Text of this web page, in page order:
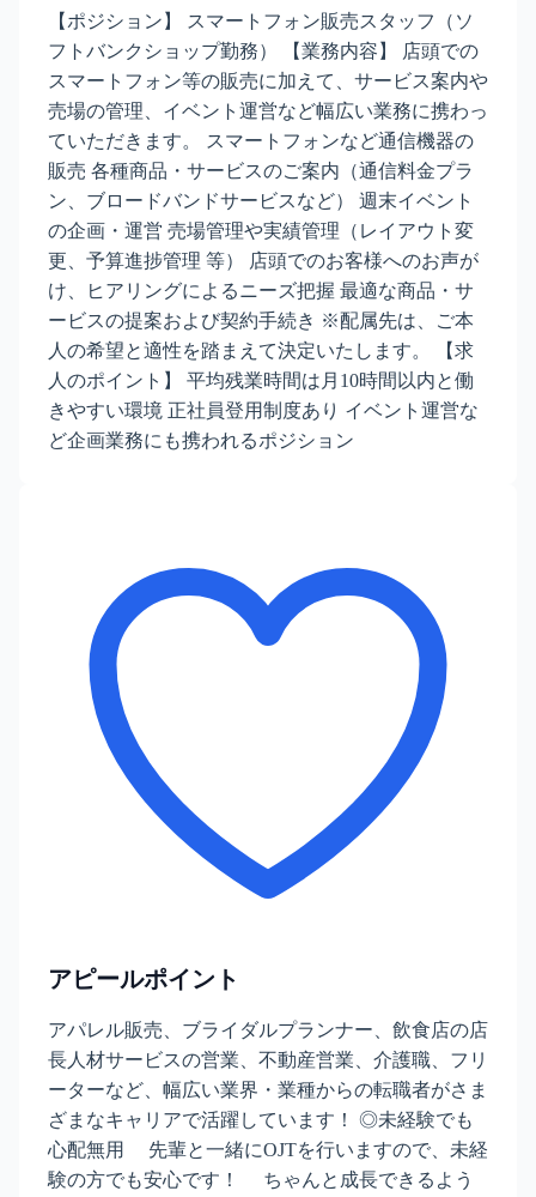
【ポジション】 スマートフォン販売スタッフ（ソ
フトバンクショップ勤務） 【業務内容】 店頭での
スマートフォン等の販売に加えて、サービス案内や
売場の管理、イベント運営など幅広い業務に携わっ
ていただきます。 スマートフォンなど通信機器の
販売 各種商品・サービスのご案内（通信料金プラ
ン、ブロードバンドサービスなど） 週末イベント
の企画・運営 売場管理や実績管理（レイアウト変
更、予算進捗管理 等） 店頭でのお客様へのお声が
け、ヒアリングによるニーズ把握 最適な商品・サ
ービスの提案および契約手続き ※配属先は、ご本
人の希望と適性を踏まえて決定いたします。 【求
人のポイント】 平均残業時間は月10時間以内と働
きやすい環境 正社員登用制度あり イベント運営な
ど企画業務にも携われるポジション
アピールポイント
アパレル販売、ブライダルプランナー、飲食店の店
長人材サービスの営業、不動産営業、介護職、フリ
ーターなど、幅広い業界・業種からの転職者がさま
ざまなキャリアで活躍しています！ ◎未経験でも
心配無用 先輩と一緒にOJTを行いますので、未経
験の方でも安心です！ ちゃんと成長できるよう